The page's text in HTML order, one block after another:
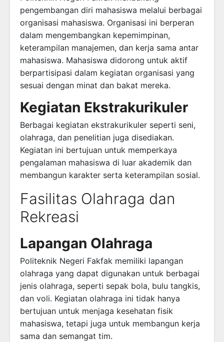
pengembangan diri mahasiswa melalui berbagai
organisasi mahasiswa. Organisasi ini berperan
dalam mengembangkan kepemimpinan,
keterampilan manajemen, dan kerja sama antar
mahasiswa. Mahasiswa didorong untuk aktif
berpartisipasi dalam kegiatan organisasi yang
sesuai dengan minat dan bakat mereka.
Kegiatan Ekstrakurikuler
Berbagai kegiatan ekstrakurikuler seperti seni,
olahraga, dan penelitian juga disediakan.
Kegiatan ini bertujuan untuk memperkaya
pengalaman mahasiswa di luar akademik dan
membangun karakter serta keterampilan sosial.
Fasilitas Olahraga dan
Rekreasi
Lapangan Olahraga
Politeknik Negeri Fakfak memiliki lapangan
olahraga yang dapat digunakan untuk berbagai
jenis olahraga, seperti sepak bola, bulu tangkis,
dan voli. Kegiatan olahraga ini tidak hanya
bertujuan untuk menjaga kesehatan fisik
mahasiswa, tetapi juga untuk membangun kerja
sama dan semangat tim.